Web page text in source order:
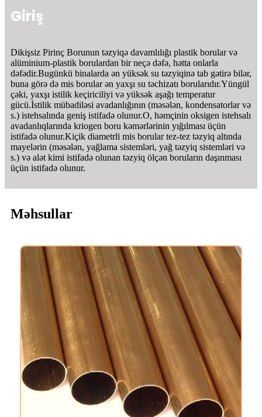
Giriş
Dikişsiz Pirinç Borunun təzyiqə davamlılığı plastik borular və
alüminium-plastik borulardan bir neçə dəfə, hətta onlarla
dəfədir.Bugünkü binalarda ən yüksək su təzyiqinə tab gətirə bilər,
buna görə də mis borular ən yaxşı su təchizatı borularıdır.Yüngül
çəki, yaxşı istilik keçiriciliyi və yüksək aşağı temperatur
gücü.İstilik mübadiləsi avadanlığının (məsələn, kondensatorlar və
s.) istehsalında geniş istifadə olunur.O, həmçinin oksigen istehsalı
avadanlıqlarında kriogen boru kəmərlərinin yığılması üçün
istifadə olunur.Kiçik diametrli mis borular tez-tez təzyiq altında
mayelərin (məsələn, yağlama sistemləri, yağ təzyiq sistemləri və
s.) və alət kimi istifadə olunan təzyiq ölçən boruların daşınması
üçün istifadə olunur.
Məhsullar